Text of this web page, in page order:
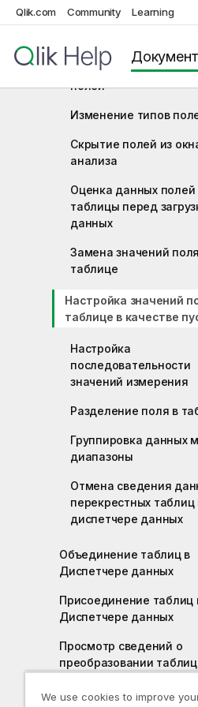
Qlik.com Community Learning
Связывание данных в
Использование
полей
Изменение типов
Скрытие полей из
анализа
Оценка данных полей
таблицы перед
данных
Замена значений
таблице
Настройка значений
таблице в качестве
Настройка
последовательности
значений измерения
Разделение поля в
Группировка данных
диапазоны
Отмена сведения
перекрестных таблиц
диспетчере данных
Объединение таблиц в
Диспетчере данных
Присоединение таблиц
Диспетчере данных
Просмотр сведений о
преобразовании
We use cookies to improve